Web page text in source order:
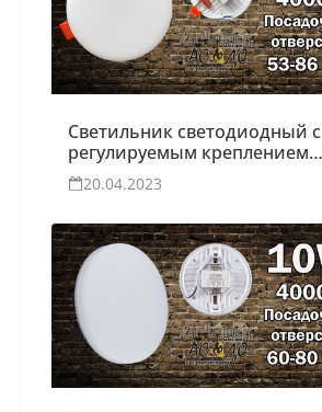
Светильник светодиодный с
регулируемым креплением
Moon 15W
20.04.2023